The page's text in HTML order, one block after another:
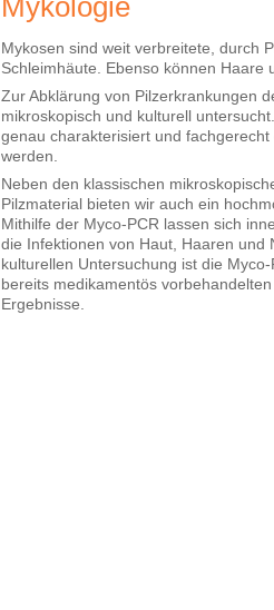
Mykologie
Mykosen sind weit verbreitete, durch
Schleimhäute. Ebenso können Haare
Zur Abklärung von Pilzerkrankungen
mikroskopisch und kulturell
genau charakterisiert und
werden.
Neben den klassischen
Pilzmaterial bieten wir auch ein
Mithilfe der Myco-PCR lassen sich
die Infektionen von Haut, Haaren und
kulturellen Untersuchung ist die
bereits medikamentös
Ergebnisse.